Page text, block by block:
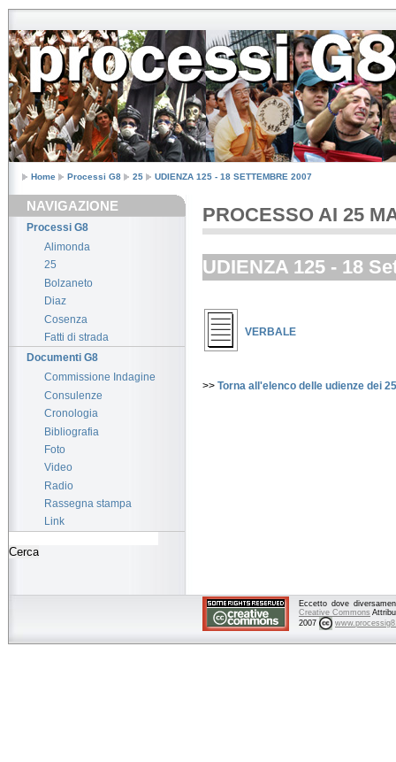
Home Processi G8 25 UDIENZA 125 - 18 SETTEMBRE 2007
NAVIGAZIONE
Processi G8
Alimonda
25
Bolzaneto
Diaz
Cosenza
Fatti di strada
Documenti G8
Commissione Indagine
Consulenze
Cronologia
Bibliografia
Foto
Video
Radio
Rassegna stampa
Link
PROCESSO AI 25
UDIENZA 125 - 18
VERBALE
>> Torna all'elenco delle udienze dei 25
Eccetto dove
Creative Commons
2007